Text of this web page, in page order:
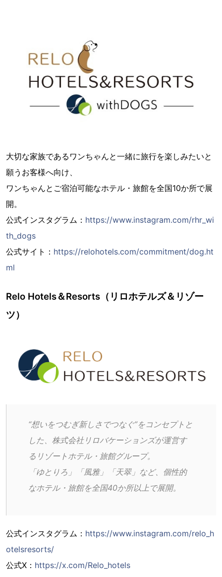
大切な家族であるワンちゃんと一緒に旅行を楽しみたいと
願うお客様へ向け、
ワンちゃんとご宿泊可能なホテル・旅館を全国10か所で展
開。
公式インスタグラム： https://www.instagram.com/rhr_wi
th_dogs
公式サイト： https://relohotels.com/commitment/dog.ht
ml
Relo Hotels＆Resorts（リロホテルズ＆リゾー
ツ）
“想いをつむぎ新しさでつなぐ”をコンセプトと
した、株式会社リロバケーションズが運営す
るリゾートホテル・旅館グループ。
「ゆとりろ」「風雅」「天翠」など、個性的
なホテル・旅館を全国40か所以上で展開。
公式インスタグラム： https://www.instagram.com/relo_h
otelsresorts/
公式X： https://x.com/Relo_hotels